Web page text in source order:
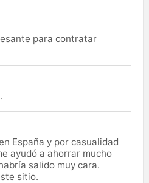
para contratar
España y por casualidad
ayudó a ahorrar mucho
salido muy cara.
sitio.